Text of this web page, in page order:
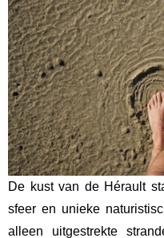
De kust van de Hérault
sfeer en unieke
alleen uitgestrekte